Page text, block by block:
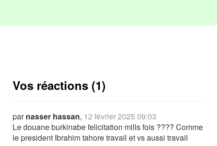
Vos réactions (1)
parnasser hassan, 12 février 2025 09:03
Le douane burkinabe felicitation mills fois ???? Comme
le president Ibrahim tahore travail et vs aussi travail